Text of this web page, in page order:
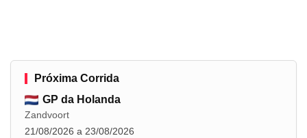
Próxima Corrida
GP da Holanda
Zandvoort
21/08/2026 a 23/08/2026